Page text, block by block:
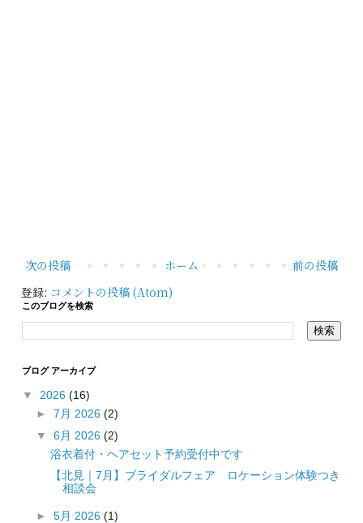
次の投稿 前の投稿
ホーム
登録: コメントの投稿 (Atom)
このブログを検索
ブログ アーカイブ
▼ 2026 (16)
► 7月 2026 (2)
▼ 6月 2026 (2)
浴衣着付・ヘアセット予約受付中です
【北見｜7月】ブライダルフェア ロケーション体験つき
相談会
► 5月 2026 (1)